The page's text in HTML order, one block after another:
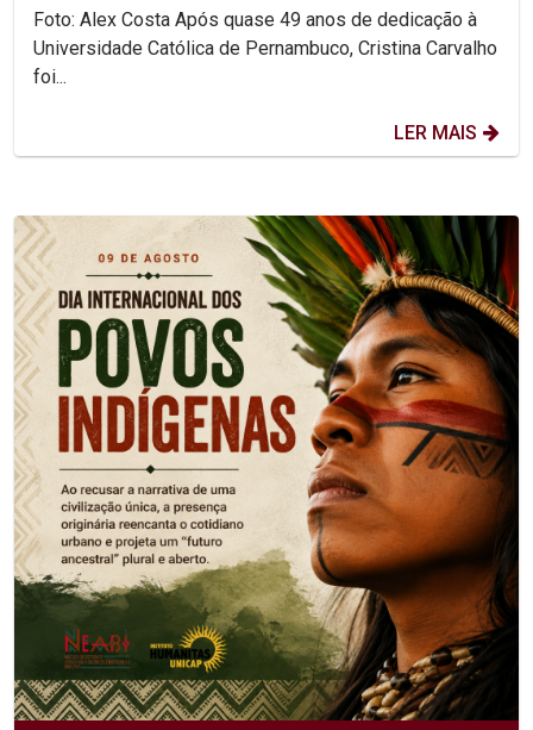
Foto: Alex Costa Após quase 49 anos de dedicação à
Universidade Católica de Pernambuco, Cristina Carvalho
foi...
LER MAIS